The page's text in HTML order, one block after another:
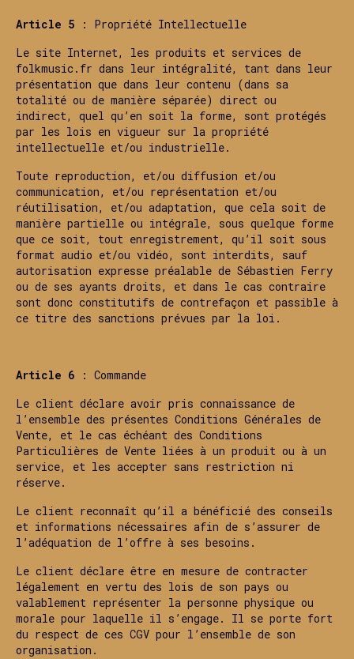
Article 5 : Propriété Intellectuelle
Le site Internet, les produits et services de
folkmusic.fr dans leur intégralité, tant dans leur
présentation que dans leur contenu (dans sa
totalité ou de manière séparée) direct ou
indirect, quel qu’en soit la forme, sont protégés
par les lois en vigueur sur la propriété
intellectuelle et/ou industrielle.
Toute reproduction, et/ou diffusion et/ou
communication, et/ou représentation et/ou
réutilisation, et/ou adaptation, que cela soit de
manière partielle ou intégrale, sous quelque forme
que ce soit, tout enregistrement, qu’il soit sous
format audio et/ou vidéo, sont interdits, sauf
autorisation expresse préalable de Sébastien Ferry
ou de ses ayants droits, et dans le cas contraire
sont donc constitutifs de contrefaçon et passible à
ce titre des sanctions prévues par la loi.
Article 6 : Commande
Le client déclare avoir pris connaissance de
l’ensemble des présentes Conditions Générales de
Vente, et le cas échéant des Conditions
Particulières de Vente liées à un produit ou à un
service, et les accepter sans restriction ni
réserve.
Le client reconnaît qu’il a bénéficié des conseils
et informations nécessaires afin de s’assurer de
l’adéquation de l’offre à ses besoins.
Le client déclare être en mesure de contracter
légalement en vertu des lois de son pays ou
valablement représenter la personne physique ou
morale pour laquelle il s’engage. Il se porte fort
du respect de ces CGV pour l’ensemble de son
organisation.